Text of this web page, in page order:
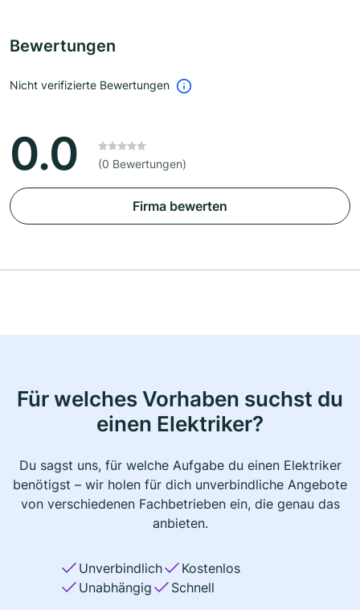
Bewertungen
Nicht verifizierte Bewertungen
0.0 (0 Bewertungen)
Firma bewerten
Für welches Vorhaben suchst du
einen Elektriker?
Du sagst uns, für welche Aufgabe du einen Elektriker
benötigst – wir holen für dich unverbindliche Angebote
von verschiedenen Fachbetrieben ein, die genau das
anbieten.
Unverbindlich
Kostenlos
Unabhängig
Schnell